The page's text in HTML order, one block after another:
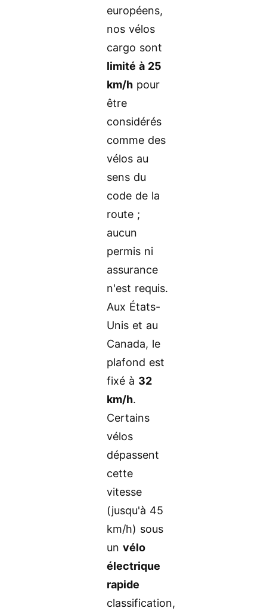
européens,
nos vélos
cargo sont
limité à 25
km/h pour
être
considérés
comme des
vélos au
sens du
code de la
route ;
aucun
permis ni
assurance
n'est requis.
Aux États-
Unis et au
Canada, le
plafond est
fixé à 32
km/h.
Certains
vélos
dépassent
cette
vitesse
(jusqu'à 45
km/h) sous
unvélo
électrique
rapide
classification,